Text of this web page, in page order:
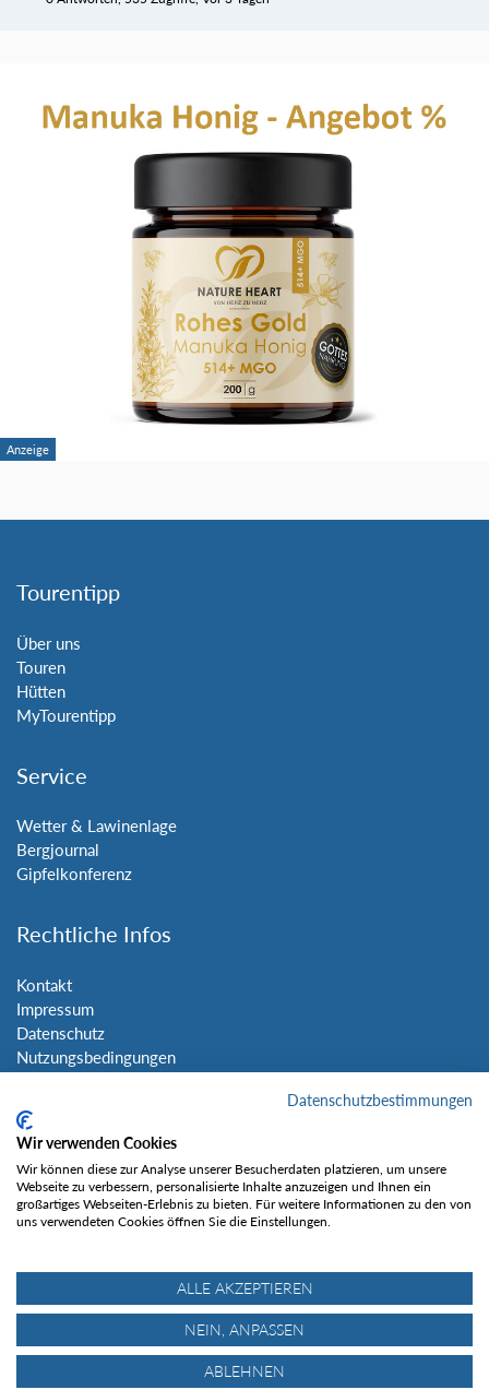
Tourentipp
Über uns
Touren
Hütten
MyTourentipp
Service
Wetter & Lawinenlage
Bergjournal
Gipfelkonferenz
Rechtliche Infos
Kontakt
Impressum
Datenschutz
Nutzungsbedingungen
Social Media
Gefällt mir
Datenschutzbestimmungen
Wir verwenden Cookies
Wir können diese zur Analyse unserer Besucherdaten platzieren, um unsere
Webseite zu verbessern, personalisierte Inhalte anzuzeigen und Ihnen ein
großartiges Webseiten-Erlebnis zu bieten. Für weitere Informationen zu den von
uns verwendeten Cookies öffnen Sie die Einstellungen.
ALLE AKZEPTIEREN
NEIN, ANPASSEN
ABLEHNEN